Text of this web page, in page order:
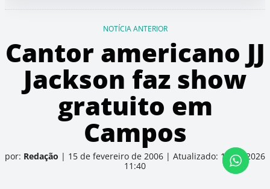
NOTÍCIA ANTERIOR
Cantor americano JJ
Jackson faz show
gratuito em
Campos
por: Redação | 15 de fevereiro de 2006 | Atualizado: 17/06/2026
11:40